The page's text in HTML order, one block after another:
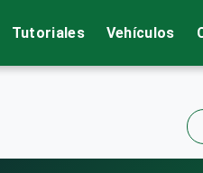
Tutoriales Vehículos